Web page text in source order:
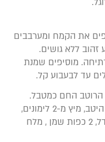
את הקמח ומערבבים
ללא גושים.
מוסיפים שמנת
לבעבוע קל.
החם כמטבל.
*לרוטב לימון פרווה- מערבבים היטב, מיץ מ-2 לימונים,
שן שום כתושה, רבע כפית חרדל, 2 כפות שמן , מלח